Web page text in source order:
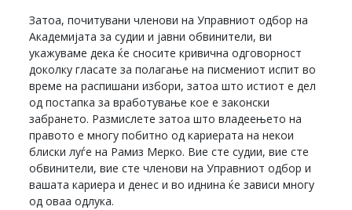
Затоа, почитувани членови на Управниот одбор на
Академијата за судии и јавни обвинители, ви
укажуваме дека ќе сносите кривична одговорност
доколку гласате за полагање на писмениот испит во
време на распишани избори, затоа што истиот е дел
од постапка за вработување кое е законски
забрането. Размислете затоа што владеењето на
правото е многу побитно од кариерата на некои
блиски луѓе на Рамиз Мерко. Вие сте судии, вие сте
обвинители, вие сте членови на Управниот одбор и
вашата кариера и денес и во иднина ќе зависи многу
од оваа одлука.